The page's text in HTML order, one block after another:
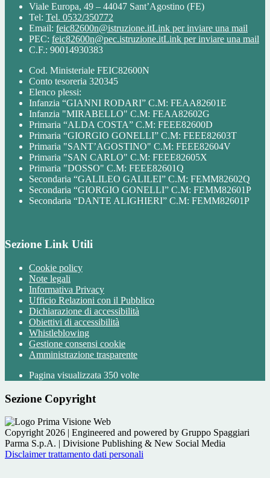
Viale Europa, 49 – 44047 Sant’Agostino (FE)
Tel: Tel. 0532/350772
Email: feic82600n@istruzione.itLink per inviare una mail
PEC: feic82600n@pec.istruzione.itLink per inviare una mail
C.F.: 90014930383
Cod. Ministeriale FEIC82600N
Conto tesoreria 320345
Elenco plessi:
Infanzia “GIANNI RODARI” C.M: FEAA82601E
Infanzia "MIRABELLO" C.M: FEAA82602G
Primaria “ALDA COSTA” C.M: FEEE82600D
Primaria “GIORGIO GONELLI” C.M: FEEE82603T
Primaria "SANT’AGOSTINO" C.M: FEEE82604V
Primaria "SAN CARLO" C.M: FEEE82605X
Primaria "DOSSO" C.M: FEEE82601Q
Secondaria “GALILEO GALILEI” C.M: FEMM82602Q
Secondaria “GIORGIO GONELLI” C.M: FEMM82601P
Secondaria “DANTE ALIGHIERI” C.M: FEMM82601P
Sezione Link Utili
Cookie policy
Note legali
Informativa Privacy
Ufficio Relazioni con il Pubblico
Dichiarazione di accessibilità
Obiettivi di accessibilità
Whistleblowing
Gestione consensi cookie
Amministrazione trasparente
Pagina visualizzata 350 volte
Sezione Copyright
Copyright 2026 | Engineered and powered by Gruppo Spaggiari
Parma S.p.A. | Divisione Publishing & New Social Media
Disclaimer trattamento dati personali